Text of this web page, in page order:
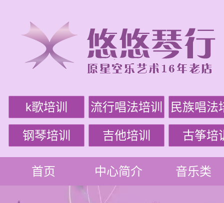
k歌培训 流行唱法培训 民族唱法
钢琴培训 吉他培训 古筝培
首页 中心简介 音乐类